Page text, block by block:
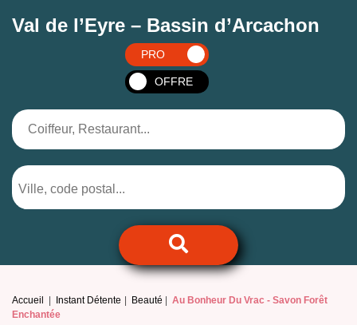
Val de l’Eyre – Bassin d’Arcachon
PRO
OFFRE
Accueil Instant Détente Beauté Au Bonheur Du Vrac -Savon Forêt
Enchantée